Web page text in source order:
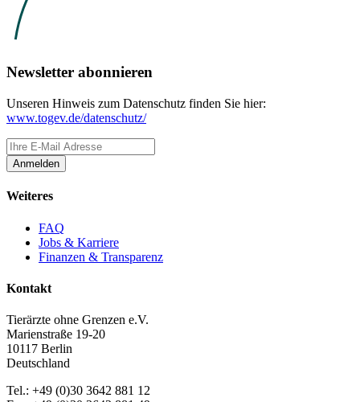
Newsletter abonnieren
Unseren Hinweis zum Datenschutz finden Sie hier:
www.togev.de/datenschutz/
Anmelden
Weiteres
FAQ
Jobs & Karriere
Finanzen & Transparenz
Kontakt
Tierärzte ohne Grenzen e.V.
Marienstraße 19-20
10117 Berlin
Deutschland
Tel.: +49 (0)30 3642 881 12